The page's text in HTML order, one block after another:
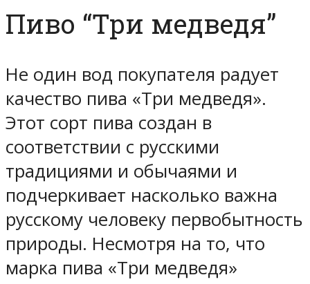
Пиво “Три медведя”
Не один вод покупателя радует
качество пива «Три медведя».
Этот сорт пива создан в
соответствии с русскими
традициями и обычаями и
подчеркивает насколько важна
русскому человеку первобытность
природы. Несмотря на то, что
марка пива «Три медведя»